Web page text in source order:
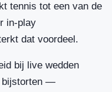
tennis tot een van de
in-play
dat voordeel.
bij live wedden
bijstorten —